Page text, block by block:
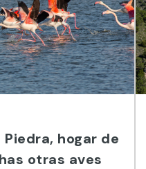
hogar de
otras aves